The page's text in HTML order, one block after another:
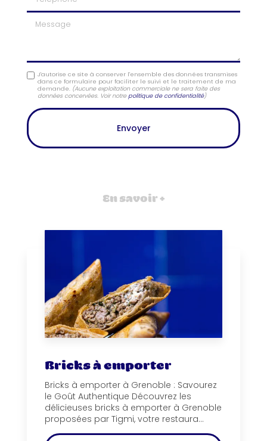
Message
J'autorise ce site à conserver l'ensemble des données transmises
dans ce formulaire pour faciliter le suivi et le traitement de ma
demande. (Aucune exploitation commerciale ne sera faite des
données concervées. Voir notrepolitique de confidentialité)
En savoir +
Bricks à emporter
Bricks à emporter à Grenoble : Savourez
le Goût Authentique Découvrez les
délicieuses bricks à emporter à Grenoble
proposées par Tigmi, votre restaura...